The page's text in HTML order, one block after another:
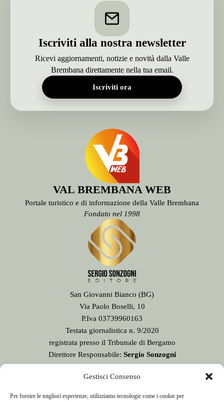
Gestisci Consenso
Per fornire le migliori esperienze, utilizziamo tecnologie come i cookie per
Iscriviti alla nostra newsletter
Ricevi aggiornamenti, notizie e novità dalla Valle
Brembana direttamente nella tua email.
Iscriviti ora
VAL BREMBANA WEB
Portale turistico e di informazione della Valle Brembana
Fondato nel 1998
San Giovanni Bianco (BG)
Via Paolo Boselli, 10
P.Iva 03739960163
Testata giornalistica n. 9/2020
registrata presso il Tribunale di Bergamo
Direttore Responsabile: Sergio Sonzogni
Sede Redazione:
Via Paolo Boselli, 10